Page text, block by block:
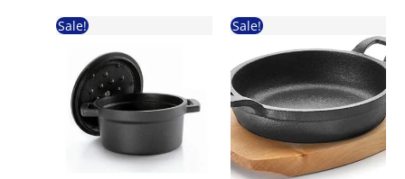
Sale! Sale!